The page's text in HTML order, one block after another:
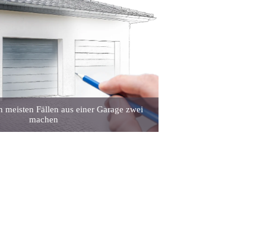
meisten Fällen aus einer Garage zwei
machen